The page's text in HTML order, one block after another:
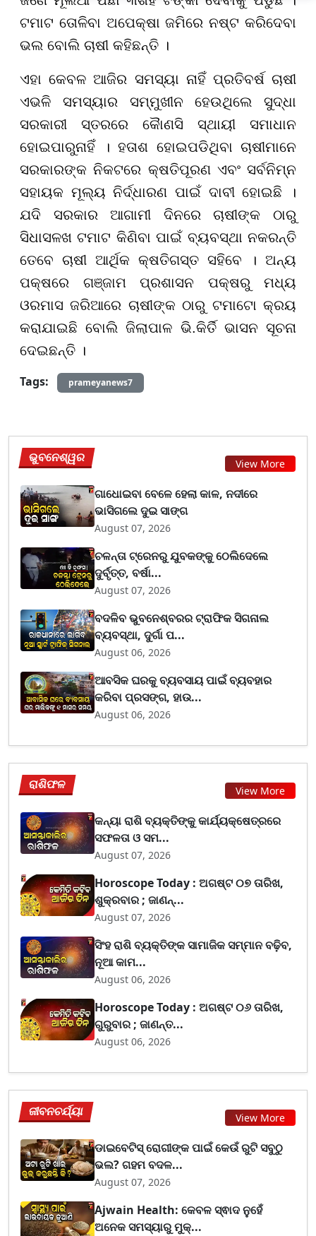
ଟମାଟ ତୋଳିବା ଅପେକ୍ଷା ଜମିରେ ନଷ୍ଟ କରିଦେବା
ଭଲ ବୋଲି ଚାଷୀ କହିଛନ୍ତି ।
ଏହା କେବଳ ଆଜିର ସମସ୍ୟା ନାହିଁ ପ୍ରତିବର୍ଷ ଚାଷୀ
ଏଭଳି ସମସ୍ୟାର ସମ୍ମୁଖୀନ ହେଉଥିଲେ ସୁଦ୍ଧା
ସରକାରୀ ସ୍ତରରେ କୈାଣସି ସ୍ଥାୟୀ ସମାଧାନ
ହୋଇପାରୁନାହିଁ । ହତାଶ ହୋଇପଡିଥିବା ଚାଷୀମାନେ
ସରକାରଙ୍କ ନିକଟରେ କ୍ଷତିପୂରଣ ଏବଂ ସର୍ବନିମ୍ନ
ସହାୟକ ମୂଲ୍ୟ ନିର୍ଦ୍ଧାରଣ ପାଇଁ ଦାବୀ ହୋଇଛି ।
ଯଦି ସରକାର ଆଗାମୀ ଦିନରେ ଚାଷୀଙ୍କ ଠାରୁ
ସିଧାସଳଖ ଟମାଟ କିଣିବା ପାଇଁ ବ୍ୟବସ୍ଥା ନକରନ୍ତି
ତେବେ ଚାଷୀ ଆର୍ଥିକ କ୍ଷତିଗସ୍ତ ସହିବେ । ଅନ୍ୟ
ପକ୍ଷରେ ଗଞ୍ଜାମ ପ୍ରଶାସନ ପକ୍ଷରୁ ମଧ୍ୟ
ଓରମାସ ଜରିଆରେ ଚାଷୀଙ୍କ ଠାରୁ ଟମାଟୋ କ୍ରୟ
କରାଯାଇଛି ବୋଲି ଜିଲାପାଳ ଭି.କିର୍ତି ଭାସନ ସୂଚନା
ଦେଇଛନ୍ତି ।
Tags:
prameyanews7
ଭୁବନେଶ୍ୱର View More
ଗାଧୋଇବା ବେଳେ ହେଲା କାଳ, ନଦୀରେ
ଭାସିଗଲେ ଦୁଇ ସାଙ୍ଗ
August 07, 2026
ଚଳନ୍ତା ଟ୍ରେନରୁ ଯୁବକଙ୍କୁ ଠେଲିଦେଲେ
ଦୁର୍ବୃତ୍ତ, ବର୍ଷା...
August 07, 2026
ବଦଳିବ ଭୁବନେଶ୍ବରର ଟ୍ରାଫିକ ସିଗନାଲ
ବ୍ୟବସ୍ଥା, ଦୁର୍ଗା ପ...
August 06, 2026
ଆବସିକ ଘରକୁ ବ୍ୟବସାୟ ପାଇଁ ବ୍ୟବହାର
କରିବା ପ୍ରସଙ୍ଗ, ହାଉ...
August 06, 2026
ରାଶିଫଳ View More
କନ୍ୟା ରାଶି ବ୍ୟକ୍ତିଙ୍କୁ କାର୍ଯ୍ୟକ୍ଷେତ୍ରରେ
ସଫଳତା ଓ ସମ...
August 07, 2026
Horoscope Today : ଅଗଷ୍ଟ ୦୭ ତାରିଖ,
ଶୁକ୍ରବାର ; ଜାଣନ୍...
August 07, 2026
ସିଂହ ରାଶି ବ୍ୟକ୍ତିଙ୍କ ସାମାଜିକ ସମ୍ମାନ ବଢ଼ିବ,
ନୂଆ କାମ...
August 06, 2026
Horoscope Today : ଅଗଷ୍ଟ ୦୬ ତାରିଖ,
ଗୁରୁବାର ; ଜାଣନ୍ତ...
August 06, 2026
ଜୀବନଚର୍ଯ୍ୟା View More
ଡାଇବେଟିସ୍ ରୋଗୀଙ୍କ ପାଇଁ କେଉଁ ରୁଟି ସବୁଠୁ
ଭଲ? ଗହମ ବଦଳ...
August 07, 2026
Ajwain Health: କେବଳ ସ୍ଵାଦ ନୁହେଁ
ଅନେକ ସମସ୍ୟାରୁ ମୁକ୍...